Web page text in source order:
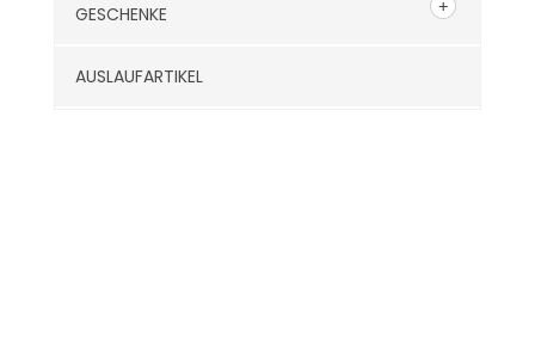
GESCHENKE
AUSLAUFARTIKEL